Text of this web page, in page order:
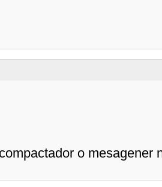
o mesagener